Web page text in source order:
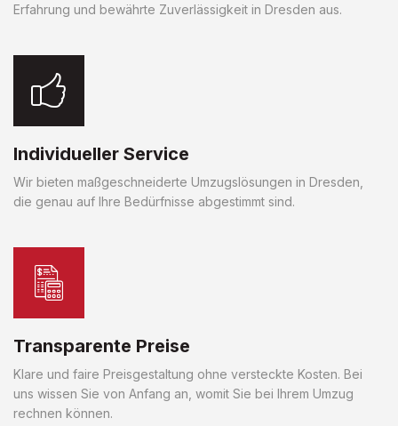
Erfahrung und bewährte Zuverlässigkeit in Dresden aus.
Individueller Service
Wir bieten maßgeschneiderte Umzugslösungen in Dresden,
die genau auf Ihre Bedürfnisse abgestimmt sind.
Transparente Preise
Klare und faire Preisgestaltung ohne versteckte Kosten. Bei
uns wissen Sie von Anfang an, womit Sie bei Ihrem Umzug
rechnen können.